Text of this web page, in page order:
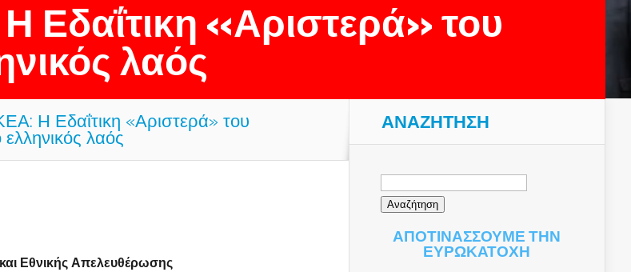
«Αριστερά» του
λαός
Η Εδαΐτικη «Αριστερά» του
λαός
Εθνικής Απελευθέρωσης
ΑΝΑΖΉΤΗΣΗ
Αναζήτηση
ΑΠΟΤΙΝΑΣΣΟΥΜΕ ΤΗΝ
ΕΥΡΩΚΑΤΟΧΗ